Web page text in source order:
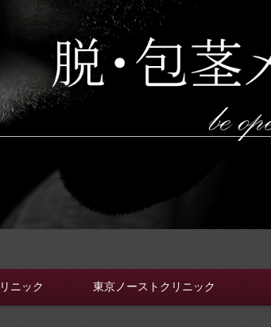
ニック 東京ノーストクリニック